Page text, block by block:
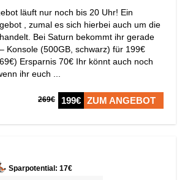
läuft nur noch bis 20 Uhr! Ein
, zumal es sich hierbei auch um die
Bei Saturn bekommt ihr gerade
Konsole (500GB, schwarz) für 199€
Ersparnis 70€ Ihr könnt auch noch
ihr euch ...
269€ 199€ ZUM ANGEBOT
Sparpotential: 17€